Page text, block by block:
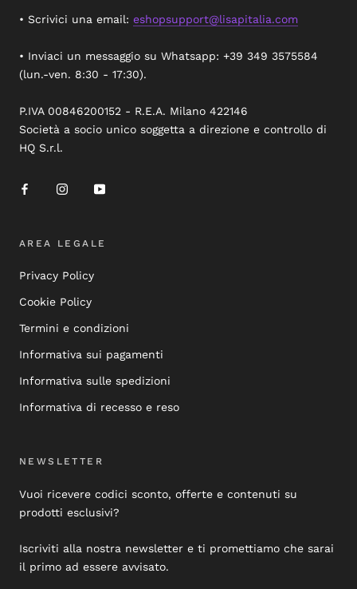
• Scrivici una email: eshopsupport@lisapitalia.com
• Inviaci un messaggio su Whatsapp: +39 349 3575584
(lun.-ven. 8:30 - 17:30).
P.IVA 00846200152 - R.E.A. Milano 422146
Società a socio unico soggetta a direzione e controllo di
HQ S.r.l.
AREA LEGALE
Privacy Policy
Cookie Policy
Termini e condizioni
Informativa sui pagamenti
Informativa sulle spedizioni
Informativa di recesso e reso
NEWSLETTER
Vuoi ricevere codici sconto, offerte e contenuti su
prodotti esclusivi?
Iscriviti alla nostra newsletter e ti promettiamo che sarai
il primo ad essere avvisato.